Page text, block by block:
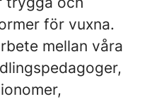
för vuxna.
mellan våra